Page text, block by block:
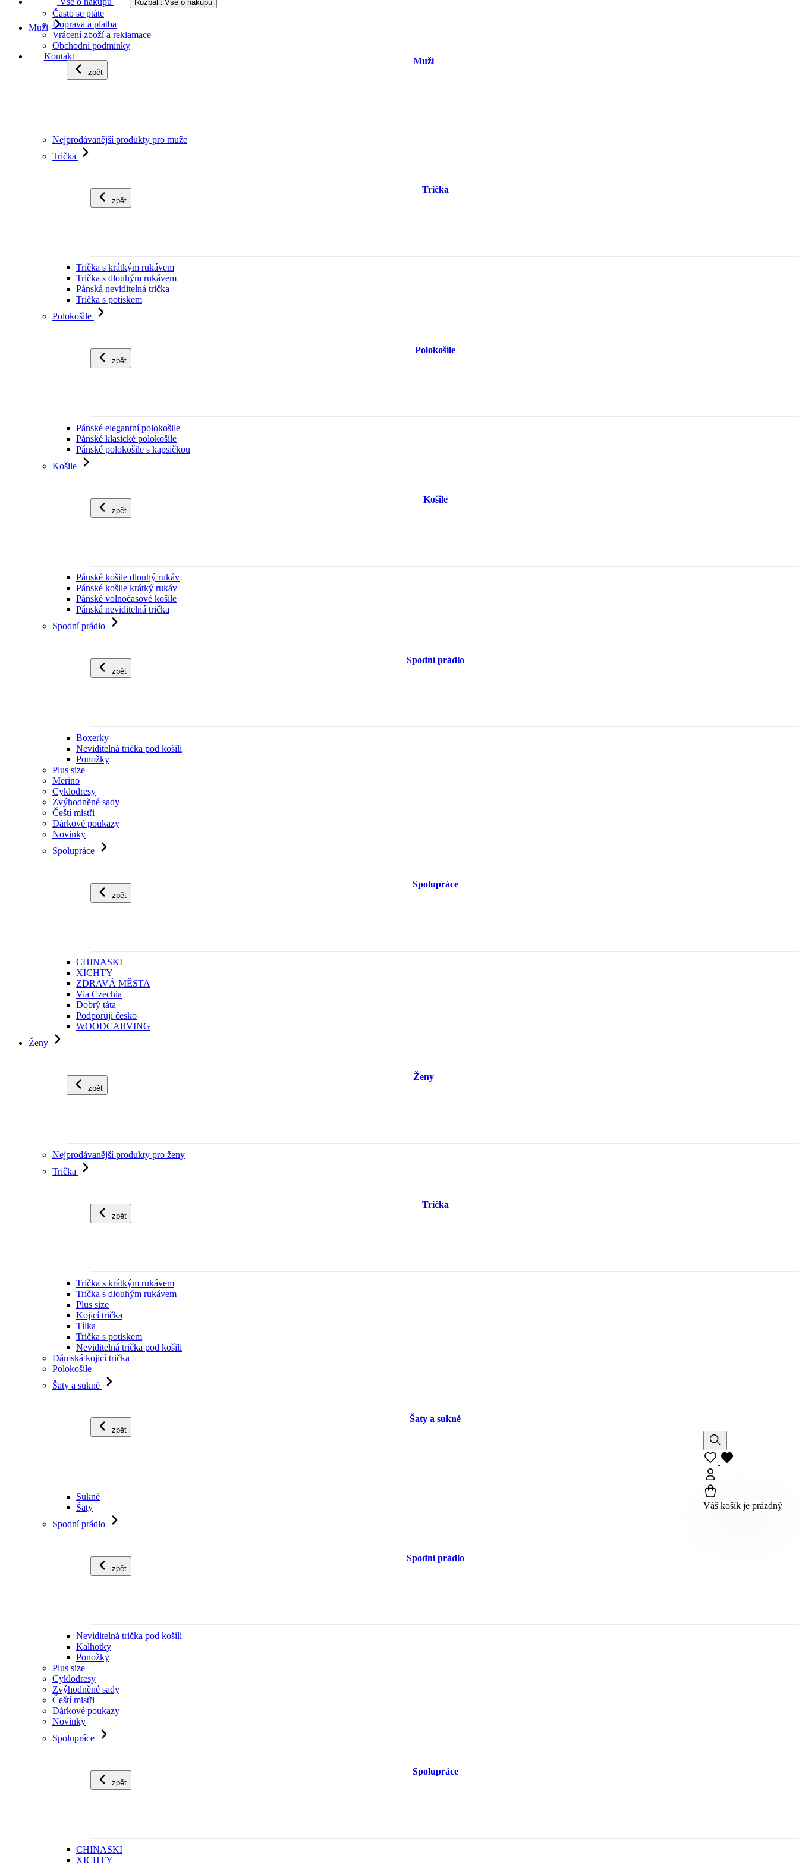
Rozbalit Vše o nákupu
Často se ptáte
Doprava a platba
Vrácení zboží a reklamace
Obchodní podmínky
Kontakt
Muži
zpět
Muži
Nejprodávanější produkty pro muže
Trička
zpět
Trička
Trička s krátkým rukávem
Trička s dlouhým rukávem
Pánská neviditelná trička
Trička s potiskem
Polokošile
zpět
Polokošile
Pánské elegantní polokošile
Pánské klasické polokošile
Pánské polokošile s kapsičkou
Košile
zpět
Košile
Pánské košile dlouhý rukáv
Pánské košile krátký rukáv
Pánské volnočasové košile
Pánská neviditelná trička
Spodní prádlo
zpět
Spodní prádlo
Boxerky
Neviditelná trička pod košili
Ponožky
Plus size
Merino
Cyklodresy
Zvýhodněné sady
Čeští mistři
Dárkové poukazy
Novinky
Spolupráce
zpět
Spolupráce
CHINASKI
XICHTY
ZDRAVÁ MĚSTA
Via Czechia
Dobrý táta
Podporuji česko
WOODCARVING
Ženy
zpět
Ženy
Nejprodávanější produkty pro ženy
Trička
zpět
Trička
Trička s krátkým rukávem
Trička s dlouhým rukávem
Plus size
Kojicí trička
Tílka
Trička s potiskem
Neviditelná trička pod košili
Dámská kojicí trička
Polokošile
Šaty a sukně
zpět
Šaty a sukně
Sukně
Šaty
Spodní prádlo
zpět
Spodní prádlo
Neviditelná trička pod košili
Kalhotky
Ponožky
Plus size
Cyklodresy
Zvýhodněné sady
Čeští mistři
Dárkové poukazy
Novinky
Spolupráce
zpět
Spolupráce
CHINASKI
XICHTY
Váš košík je prázdný